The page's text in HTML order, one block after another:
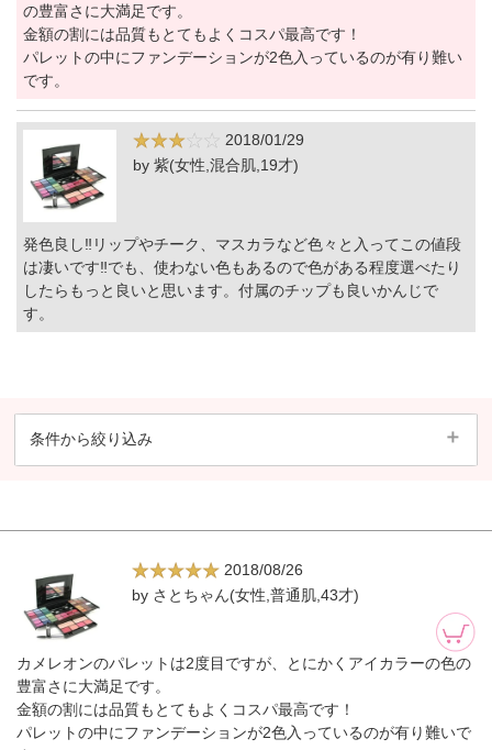
の豊富さに大満足です。
金額の割には品質もとてもよくコスパ最高です！
パレットの中にファンデーションが2色入っているのが有り難い
です。
2018/01/29
by 紫(女性,混合肌,19才)
発色良し‼リップやチーク、マスカラなど色々と入ってこの値段
は凄いです‼でも、使わない色もあるので色がある程度選べたり
したらもっと良いと思います。付属のチップも良いかんじで
す。
条件から絞り込み
2018/08/26
by さとちゃん(女性,普通肌,43才)
カメレオンのパレットは2度目ですが、とにかくアイカラーの色の
豊富さに大満足です。
金額の割には品質もとてもよくコスパ最高です！
パレットの中にファンデーションが2色入っているのが有り難いで